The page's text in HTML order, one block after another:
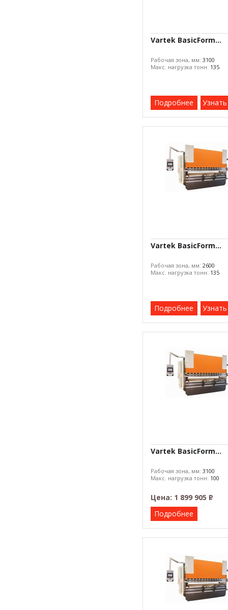
Vartek BasicForm...
Рабочая зона, мм: 3100
Макс. нагрузка тонн: 135
Подробнее
Vartek BasicForm...
Рабочая зона, мм: 2600
Макс. нагрузка тонн: 135
Подробнее
Vartek BasicForm...
Рабочая зона, мм: 3100
Макс. нагрузка тонн: 100
Цена: 1 899 905 Р
–
Подробнее